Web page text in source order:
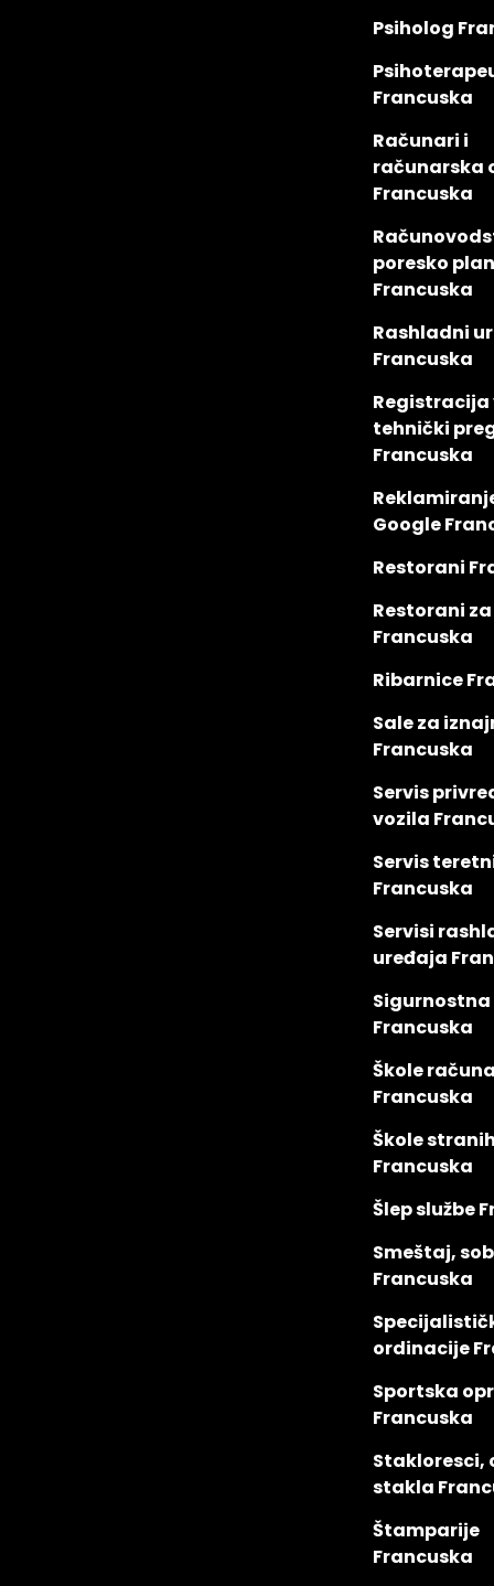
Psiholog
Francuska
Računari i
računarska
Francuska
poresko
Francuska
Rashladni
Francuska
Registracija
tehnički
Francuska
Google
Restorani
Restorani
Francuska
Ribarnice
Sale za
Francuska
Servis
vozila
Servis
Francuska
Servisi
uređaja
Francuska
Škole
Francuska
Škole
Francuska
Šlep službe
Smeštaj,
Francuska
ordinacije
Sportska
Francuska
Stakloresci,
stakla
Štamparije
Francuska